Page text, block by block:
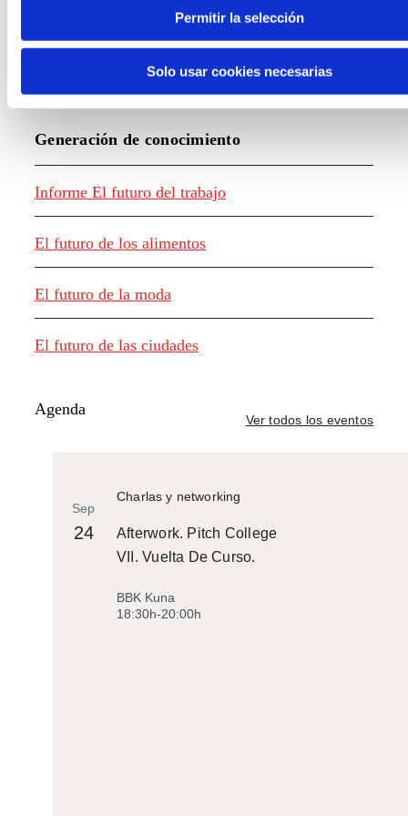
Permitir la selección
Solo usar cookies necesarias
Generación de conocimiento
Informe El futuro del trabajo
El futuro de los alimentos
El futuro de la moda
El futuro de las ciudades
Agenda
Ver todos los eventos
Charlas y networking
Sep
24
Afterwork. Pitch College
VII. Vuelta De Curso.
BBK Kuna
18:30h-20:00h